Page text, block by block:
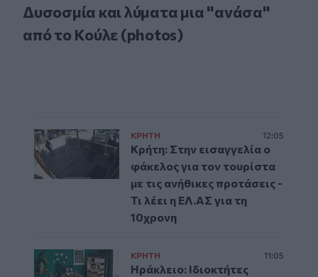
Δυσοσμία και λύματα μια "ανάσα"
από το Κούλε (photos)
ΚΡΗΤΗ 12:05
Κρήτη: Στην εισαγγελία ο
φάκελος για τον τουρίστα
με τις ανήθικες προτάσεις -
Τι λέει η ΕΛ.ΑΣ για τη
10χρονη
ΚΡΗΤΗ 11:05
Ηράκλειο: Ιδιοκτήτες